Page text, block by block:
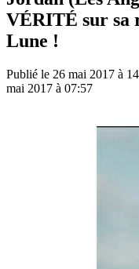
VÉRITÉ sur sa
Lune !
Publié le 26 mai 2017 à
mai 2017 à 07:57